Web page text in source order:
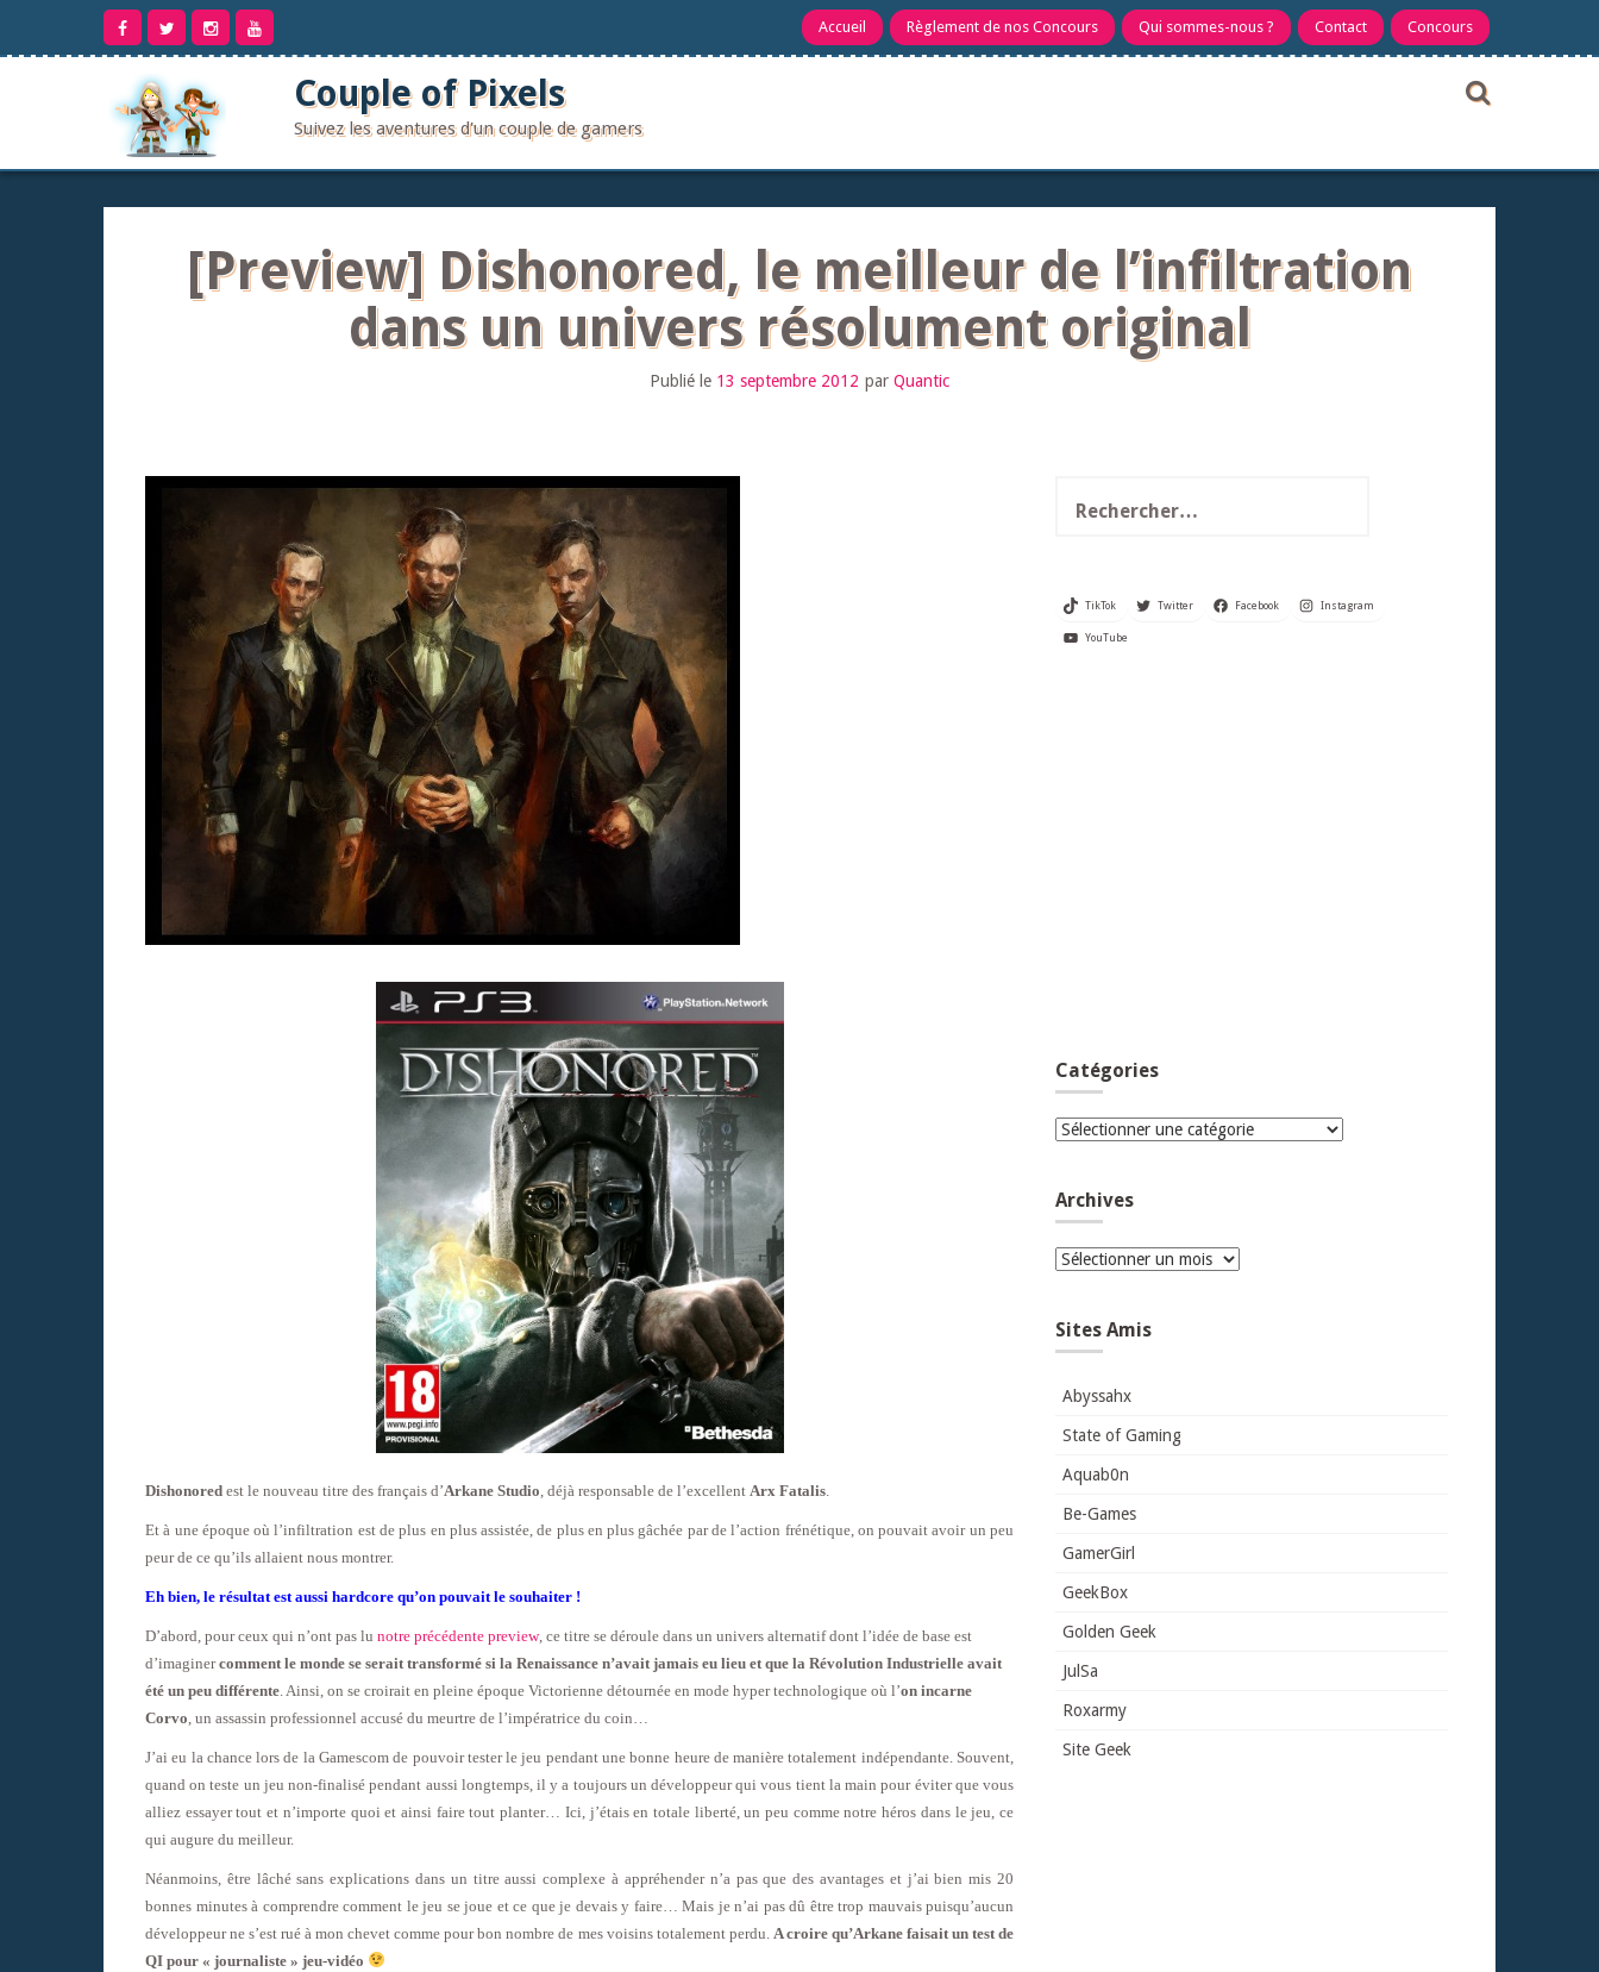
contenu
Accueil Règlement de nos Concours Qui sommes-nous ? Contact Concours
Couple of Pixels
Suivez les aventures d'un couple de gamers
[Preview] Dishonored, le meilleur de l’infiltration
dans un univers résolument original
Publié le 13 septembre 2012 par Quantic
Dishonored est le nouveau titre des français d’Arkane Studio , déjà responsable de l’excellent Arx Fatalis
Et à une époque où l’infiltration est de plus en plus assistée, de plus en plus gâchée par de l’action frénétique, on pouvait avoir un peu
peur de ce qu’ils allaient nous montrer.
Eh bien, le résultat est aussi hardcore qu’on pouvait le souhaiter !
D’abord, pour ceux qui n’ont pas lu notre précédente preview, ce titre se déroule dans un univers alternatif dont l’idée de base est
d’imaginercomment le monde se serait transformé si la Renaissance n’avait jamais eu lieu et que la Révolution Industrielle avait
été un peu différente . Ainsi, on se croirait en pleine époque Victorienne détournée en mode hyper technologique où l’on incarne
Corvo , un assassin professionnel accusé du meurtre de l’impératrice du coin…
J’ai eu la chance lors de la Gamescom de pouvoir tester le jeu pendant une bonne heure de manière totalement indépendante. Souvent,
quand on teste un jeu non-finalisé pendant aussi longtemps, il y a toujours un développeur qui vous tient la main pour éviter que vous
alliez essayer tout et n’importe quoi et ainsi faire tout planter… Ici, j’étais en totale liberté, un peu comme notre héros dans le jeu, ce
qui augure du meilleur.
Néanmoins, être lâché sans explications dans un titre aussi complexe à appréhender n’a pas que des avantages et j’ai bien mis 20
bonnes minutes à comprendre comment le jeu se joue et ce que je devais y faire… Mais je n’ai pas dû être trop mauvais puisqu’aucun
développeur ne s’est rué à mon chevet comme pour bon nombre de mes voisins totalement perdu. A croire qu’Arkane faisait un test de
QI pour « journaliste » jeu-vidéo
TikTok Twitter Facebook Instagram
YouTube
Catégories
Catégories
Archives
Archives
Sites Amis
Abyssahx
State of Gaming
Aquab0n
Be-Games
GamerGirl
GeekBox
Golden Geek
JulSa
Roxarmy
Site Geek